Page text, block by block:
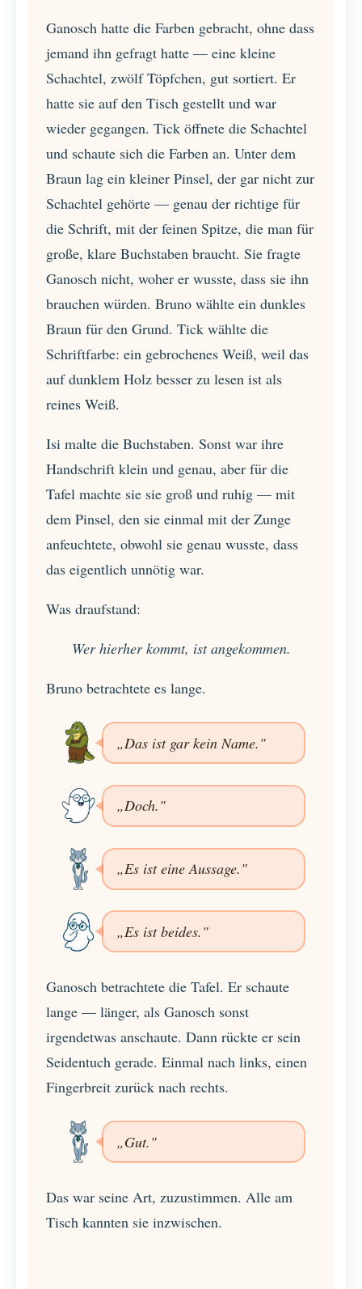
Ganosch hatte die Farben gebracht, ohne dass
jemand ihn gefragt hatte — eine kleine
Schachtel, zwölf Töpfchen, gut sortiert. Er
hatte sie auf den Tisch gestellt und war
wieder gegangen. Tick öffnete die Schachtel
und schaute sich die Farben an. Unter dem
Braun lag ein kleiner Pinsel, der gar nicht zur
Schachtel gehörte — genau der richtige für
die Schrift, mit der feinen Spitze, die man für
große, klare Buchstaben braucht. Sie fragte
Ganosch nicht, woher er wusste, dass sie ihn
brauchen würden. Bruno wählte ein dunkles
Braun für den Grund. Tick wählte die
Schriftfarbe: ein gebrochenes Weiß, weil das
auf dunklem Holz besser zu lesen ist als
reines Weiß.
Isi malte die Buchstaben. Sonst war ihre
Handschrift klein und genau, aber für die
Tafel machte sie sie groß und ruhig — mit
dem Pinsel, den sie einmal mit der Zunge
anfeuchtete, obwohl sie genau wusste, dass
das eigentlich unnötig war.
Was draufstand:
Wer hierher kommt, ist angekommen.
Bruno betrachtete es lange.
„Das ist gar kein Name."
„Doch."
„Es ist eine Aussage."
„Es ist beides."
Ganosch betrachtete die Tafel. Er schaute
lange — länger, als Ganosch sonst
irgendetwas anschaute. Dann rückte er sein
Seidentuch gerade. Einmal nach links, einen
Fingerbreit zurück nach rechts.
„Gut."
Das war seine Art, zuzustimmen. Alle am
Tisch kannten sie inzwischen.